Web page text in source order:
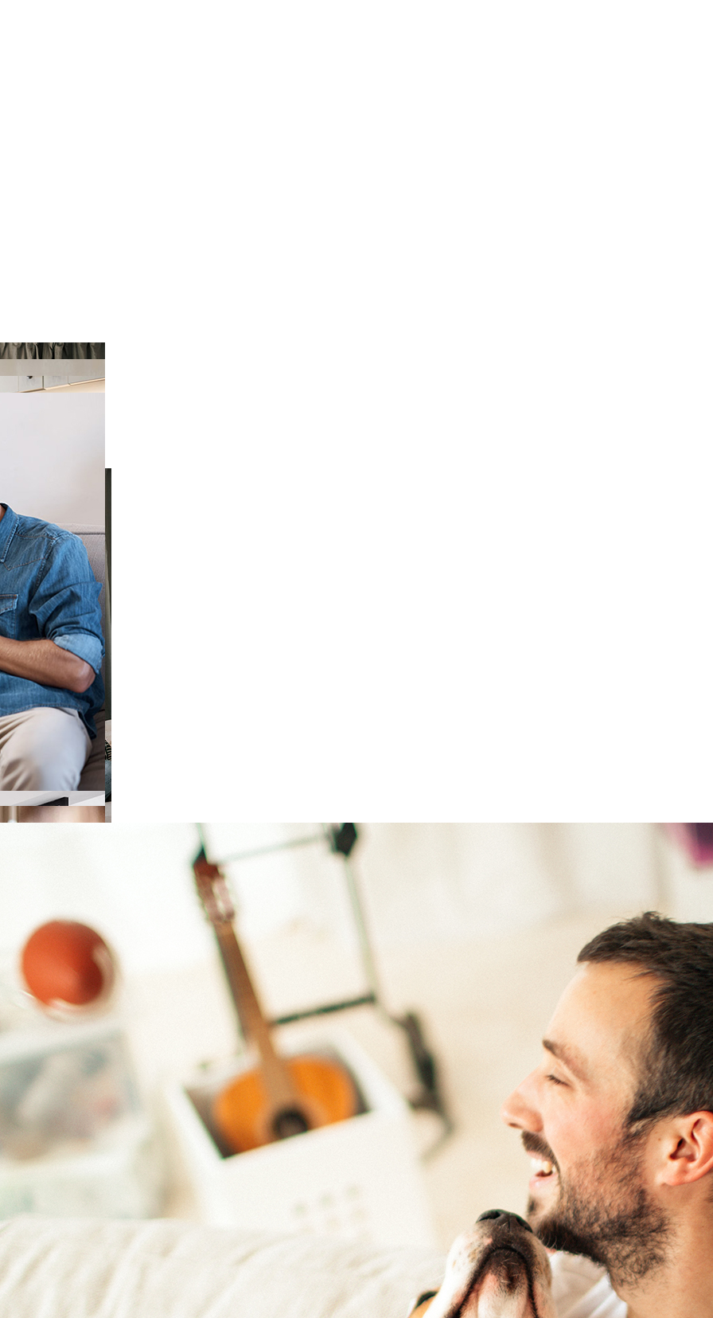
choisir